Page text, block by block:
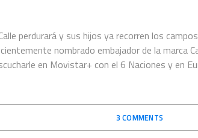
perdurará y sus hijos ya recorren los
nombrado embajador de la marca
en Movistar+ con el 6 Naciones y en
3 COMMENTS